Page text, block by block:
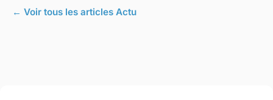
← Voir tous les articles Actu